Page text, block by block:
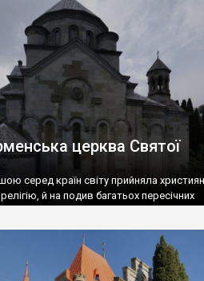
«повстяками» (postaki)…” “Вино. Крим
вино і його вдосталь: воно все
[…]
церква Святої
серед країн світу прийняла
й на подив багатьох пересічних